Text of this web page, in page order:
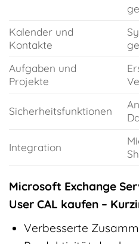
Kalender und
Kontakte
Aufgaben und
Projekte
Sicherheitsfunktionen
Integration
Microsoft Exchange
User CAL kaufen –
Verbesserte